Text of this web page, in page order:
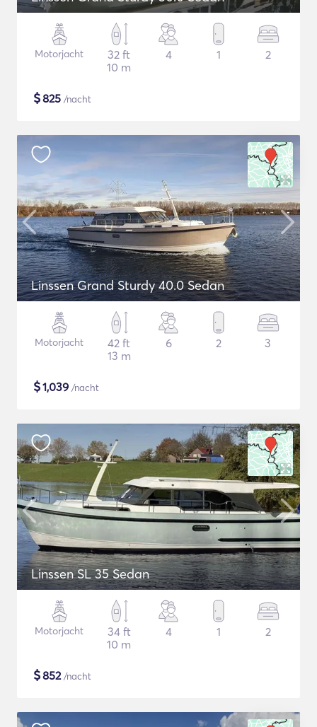
Motorjacht
32 ft
10 m
4 1 2
$825 /nacht
Linssen Grand Sturdy 40.0 Sedan
Motorjacht
42 ft
13 m
6 2 3
$1,039 /nacht
Linssen SL 35 Sedan
Motorjacht
34 ft
10 m
4 1 2
$852/nacht